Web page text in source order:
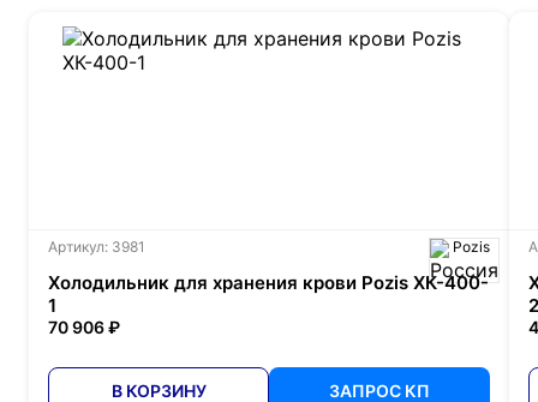
Артикул: 3981 Pozis
Холодильник для хранения крови Pozis ХК-400-
1
70 906 ₽
В КОРЗИНУ ЗАПРОС КП
2